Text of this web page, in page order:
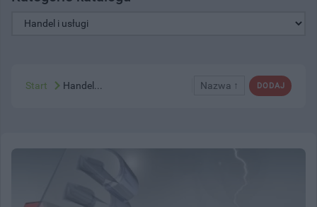
DODAJ
Nazwa ↑
Start Handel...